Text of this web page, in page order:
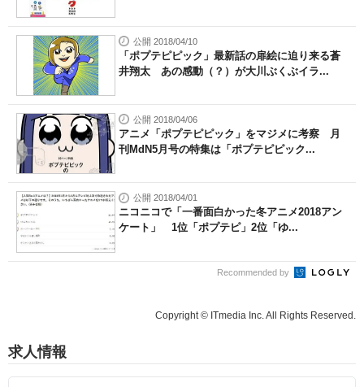
公開 2018/04/10
「ポプテピピック」最新話の扉絵に迫り来る蒼
井翔太 あの感動（？）が大川ぶくぶイラ...
公開 2018/04/06
アニメ「ポプテピピック」をマジメに考察 月
刊MdN5月号の特集は「ポプテピピック...
公開 2018/04/01
ニコニコで「一番面白かった冬アニメ2018アン
ケート」 1位「ポプテピ」2位「ゆ...
Recommended by
Copyright © ITmedia Inc. All Rights Reserved.
求人情報